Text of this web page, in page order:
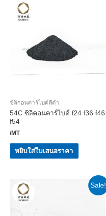
ซิลิกอนคาร์ไบด์สีดำ
54C ซิลิคอนคาร์ไบด์ f24 f36 f46
f54
/MT
หยิบใส่ใบเสนอราคา
Sale!